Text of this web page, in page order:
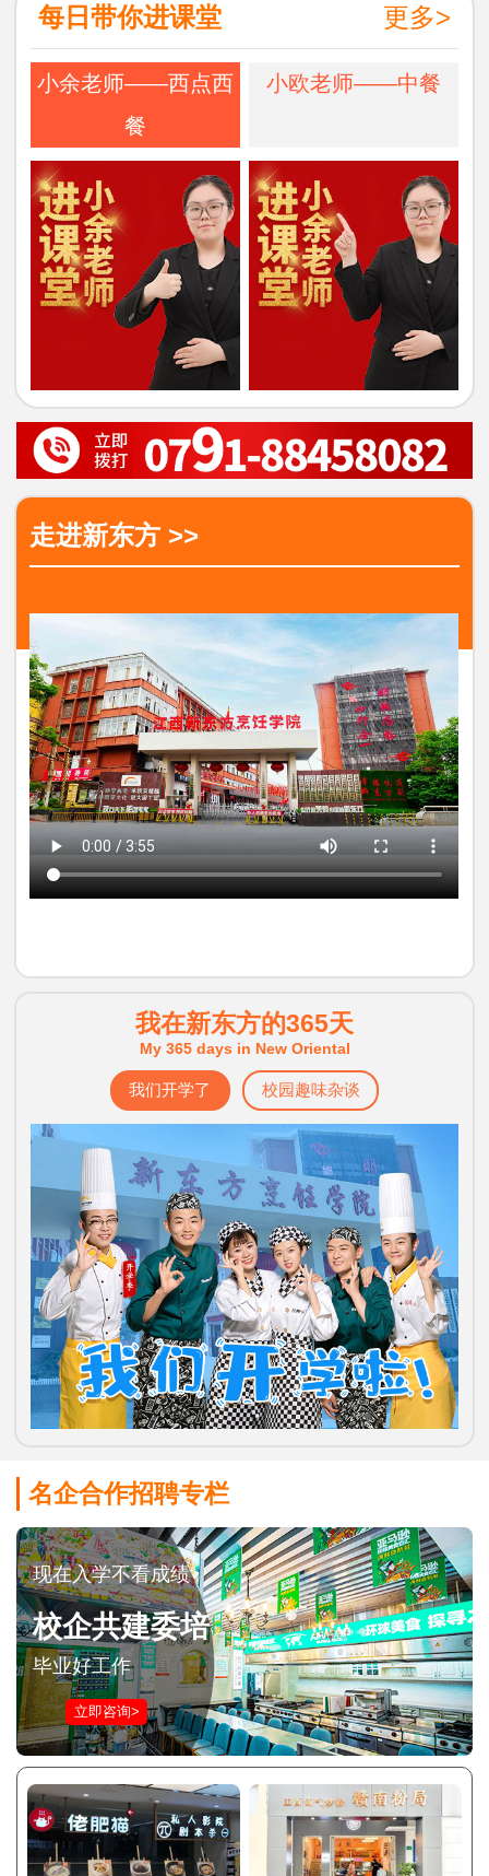
每日带你进课堂 更多>
小余老师——西点西
餐
小欧老师——中餐
走进新东方 >>
我在新东方的365天
My 365 days in New Oriental
我们开学了 校园趣味杂谈
名企合作招聘专栏
现在入学不看成绩
校企共建委培
毕业好工作
立即咨询>